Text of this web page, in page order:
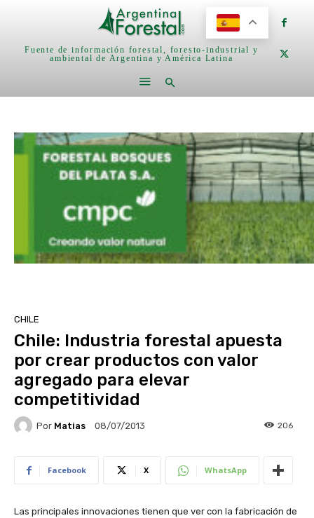
Fuente de información forestal, foresto-industrial y
ambiental de Argentina y América Latina
CHILE
Chile: Industria forestal apuesta
por crear productos con valor
agregado para elevar
competitividad
Por Matias 08/07/2013 206
Facebook X WhatsApp
Las principales innovaciones tienen que ver con la fabricación de